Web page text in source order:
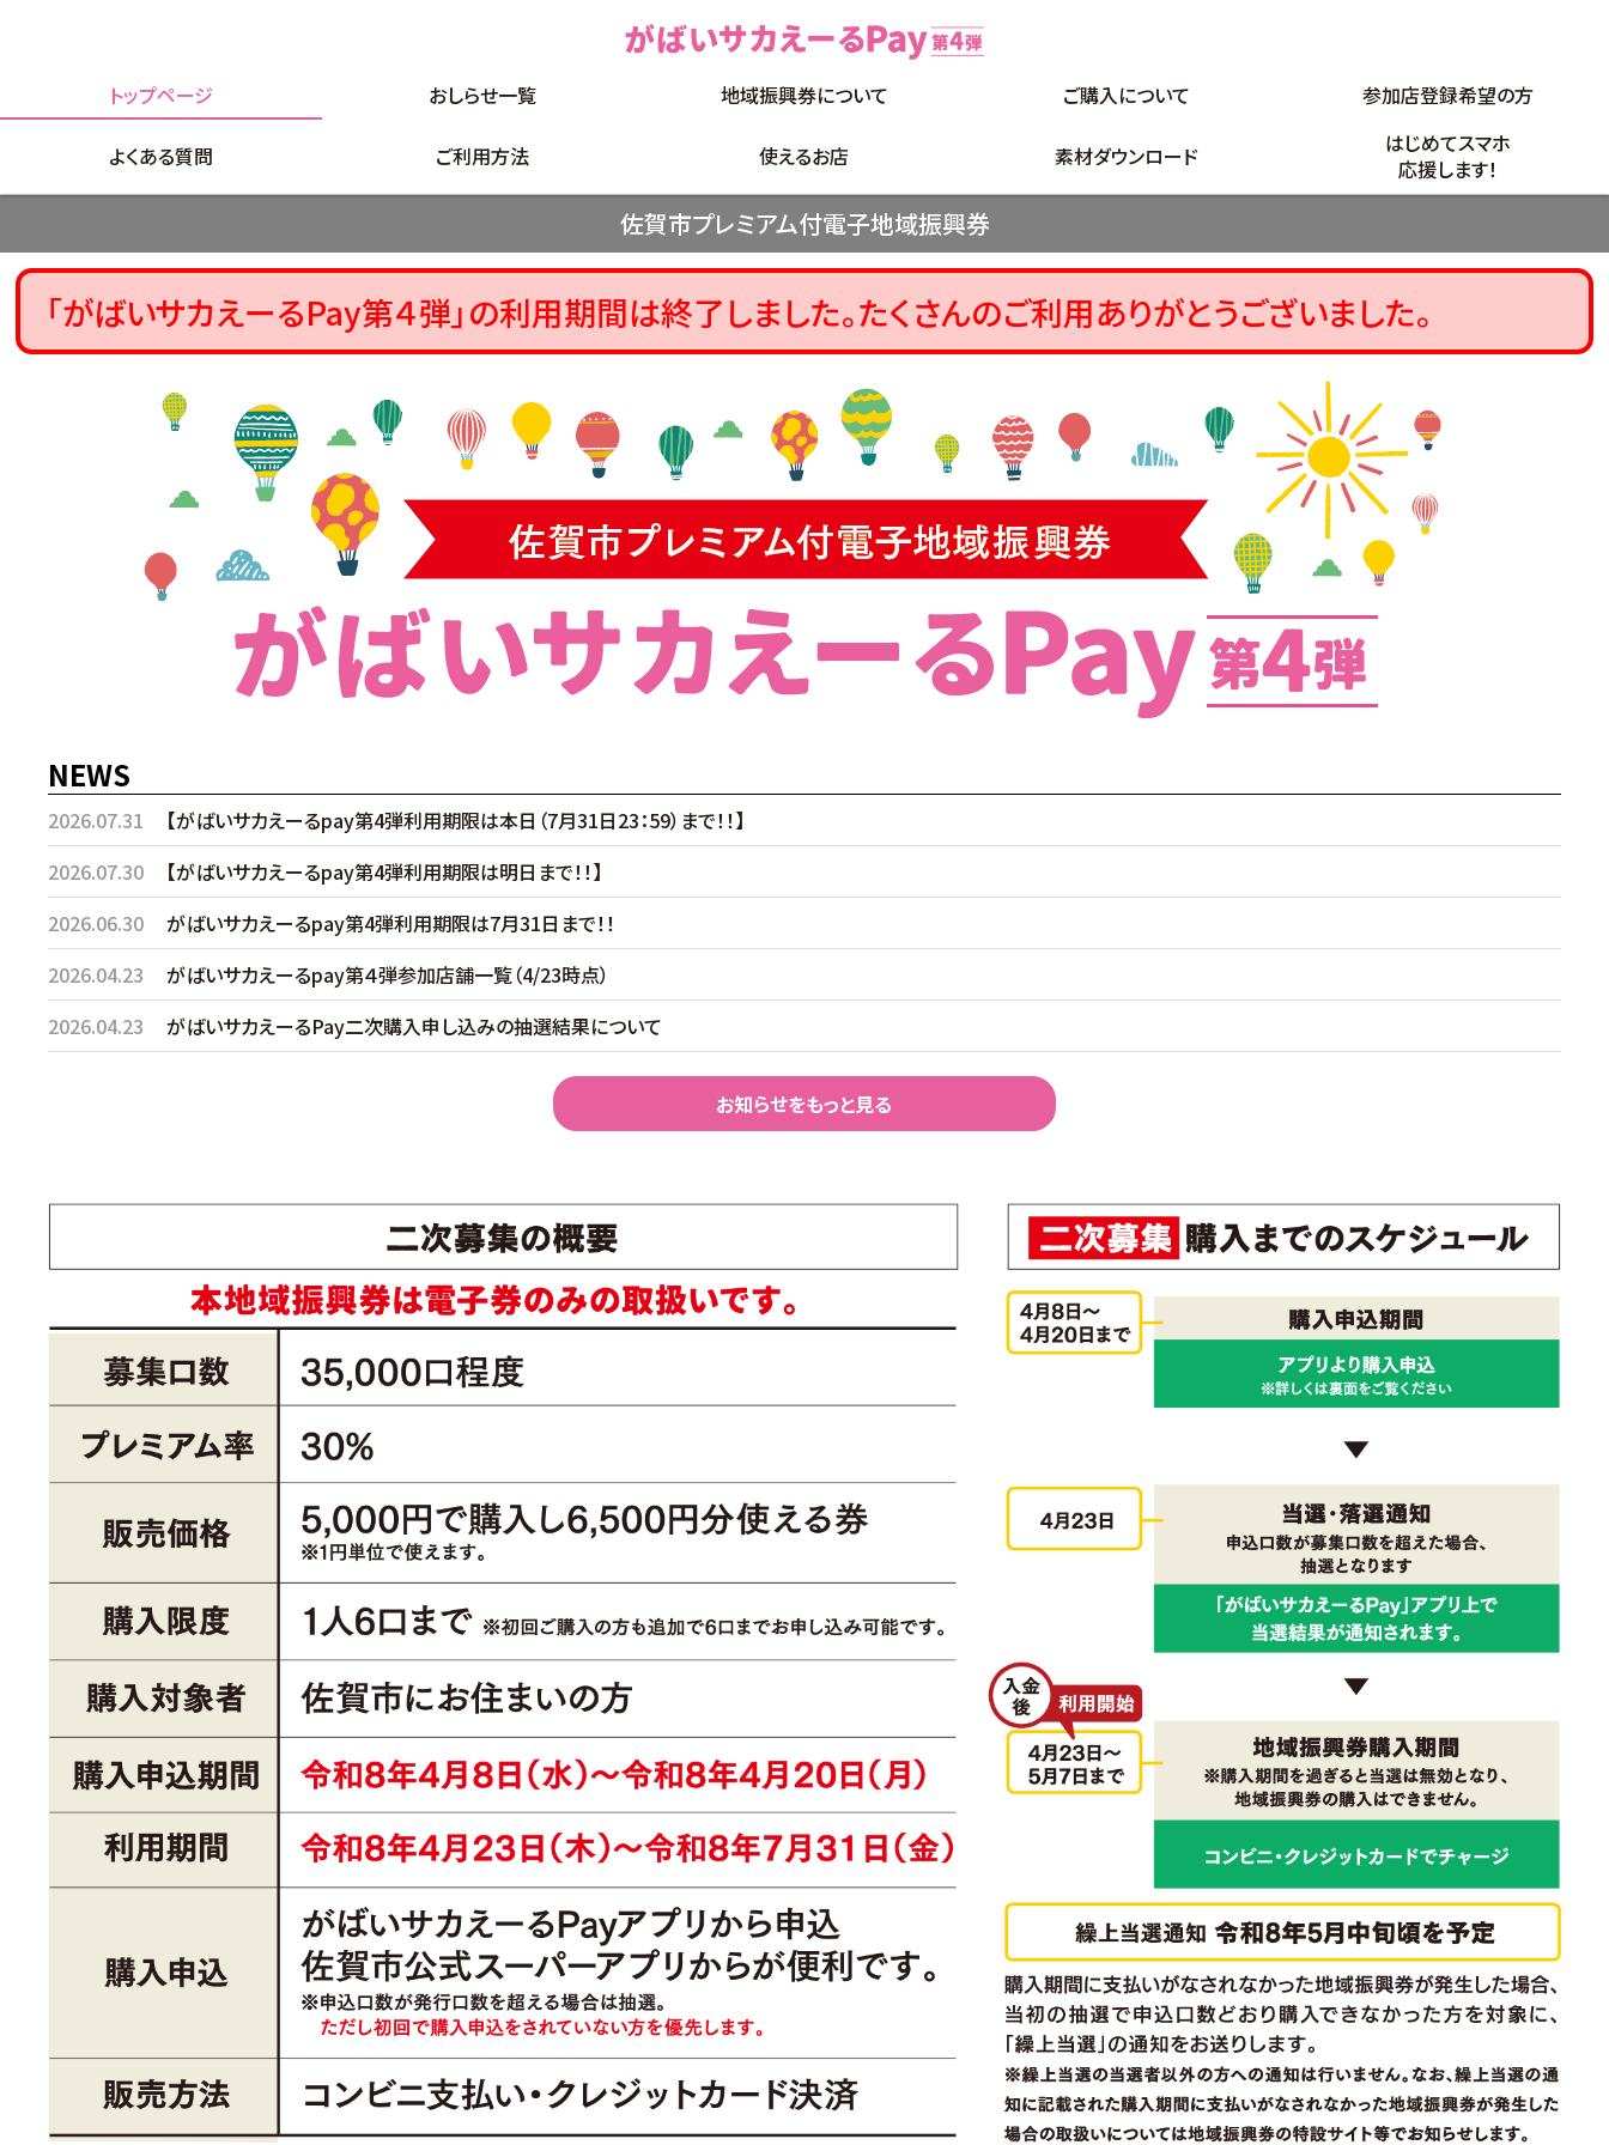
トップページ おしらせ一覧 地域振興券について ご購入について 参加店登録希望の方
よくある質問 ご利用方法 使えるお店 素材ダウンロード
はじめてスマホ
応援します！
佐賀市プレミアム付電子地域振興券
「がばいサカえーるPay第４弾」の利用期間は終了しました。たくさんのご利用ありがとうございました。
NEWS
2026.07.31
【がばいサカえーるpay第4弾利用期限は本日（7月31日23：59）まで！！】
2026.07.30
【がばいサカえーるpay第4弾利用期限は明日まで！！】
2026.06.30
がばいサカえーるpay第4弾利用期限は7月31日まで！！
2026.04.23
がばいサカえーるpay第４弾参加店舗一覧（4/23時点）
2026.04.23
がばいサカえーるPay二次購入申し込みの抽選結果について
お知らせをもっと見る